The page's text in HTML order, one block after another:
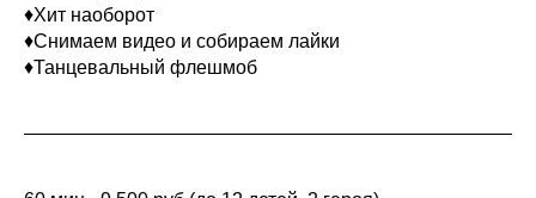
♦Хит наоборот
♦Снимаем видео и собираем лайки
♦Танцевальный флешмоб